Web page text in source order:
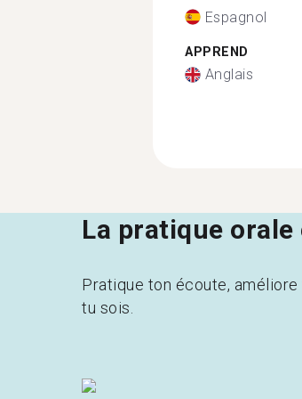
Espagnol
APPREND
Anglais
La pratique
Pratique ton écoute,
tu sois.